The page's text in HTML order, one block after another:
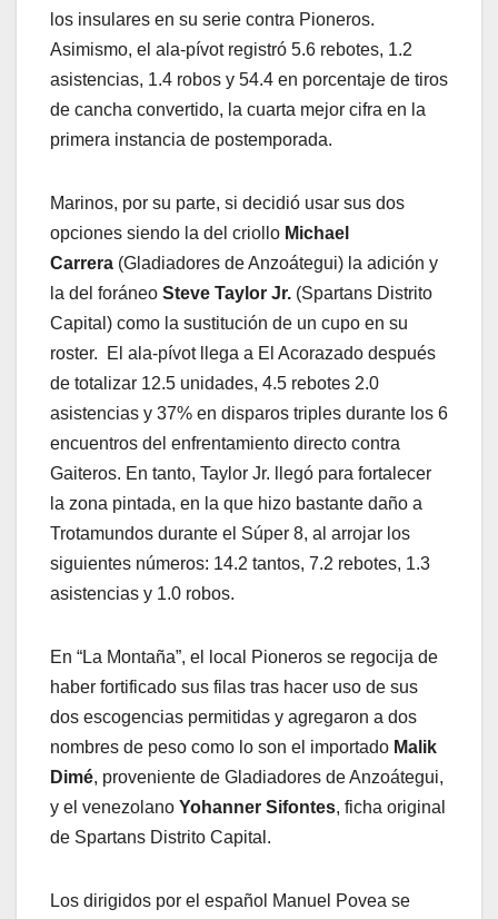
los insulares en su serie contra Pioneros.
Asimismo, el ala-pívot registró 5.6 rebotes, 1.2
asistencias, 1.4 robos y 54.4 en porcentaje de tiros
de cancha convertido, la cuarta mejor cifra en la
primera instancia de postemporada.
Marinos, por su parte, si decidió usar sus dos
opciones siendo la del criollo Michael
Carrera (Gladiadores de Anzoátegui) la adición y
la del foráneo Steve Taylor Jr. (Spartans Distrito
Capital) como la sustitución de un cupo en su
roster. El ala-pívot llega a El Acorazado después
de totalizar 12.5 unidades, 4.5 rebotes 2.0
asistencias y 37% en disparos triples durante los 6
encuentros del enfrentamiento directo contra
Gaiteros. En tanto, Taylor Jr. llegó para fortalecer
la zona pintada, en la que hizo bastante daño a
Trotamundos durante el Súper 8, al arrojar los
siguientes números: 14.2 tantos, 7.2 rebotes, 1.3
asistencias y 1.0 robos.
En “La Montaña”, el local Pioneros se regocija de
haber fortificado sus filas tras hacer uso de sus
dos escogencias permitidas y agregaron a dos
nombres de peso como lo son el importado Malik
Dimé, proveniente de Gladiadores de Anzoátegui,
y el venezolano Yohanner Sifontes, ficha original
de Spartans Distrito Capital.
Los dirigidos por el español Manuel Povea se